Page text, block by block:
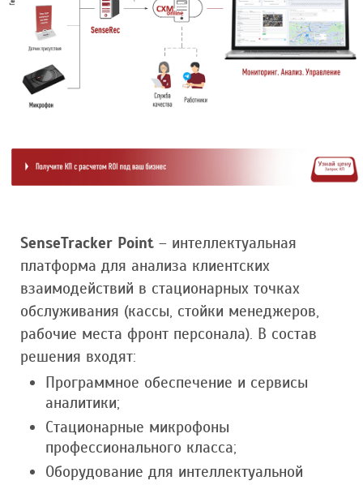
SenseTracker Point – интеллектуальная
платформа для анализа клиентских
взаимодействий в стационарных точках
обслуживания (кассы, стойки менеджеров,
рабочие места фронт персонала). В состав
решения входят:
Программное обеспечение и сервисы
аналитики;
Стационарные микрофоны
профессионального класса;
Оборудование для интеллектуальной